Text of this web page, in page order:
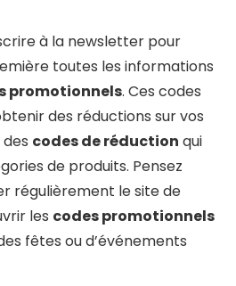
à la newsletter pour
toutes les informations
promotionnels. Ces codes
des réductions sur vos
codes de réduction qui
de produits. Pensez
régulièrement le site de
les codes promotionnels
fêtes ou d’événements